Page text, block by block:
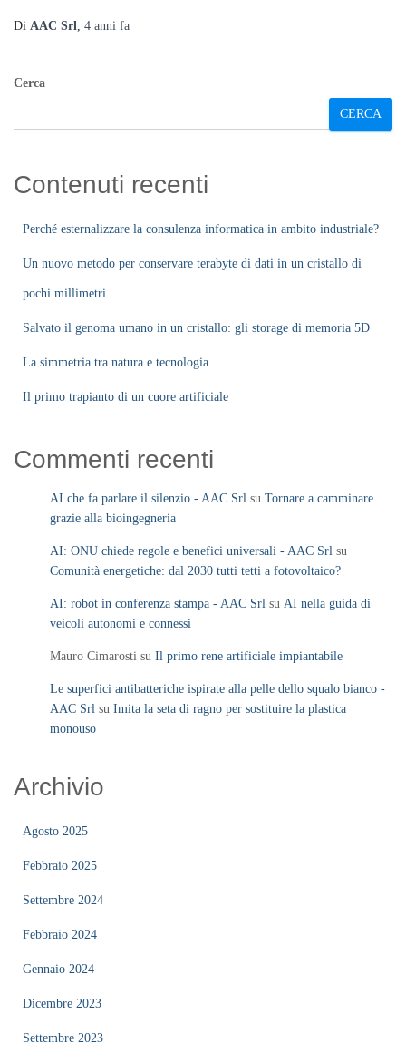
Di AAC Srl 4 anni fa
Cerca
CERCA
Contenuti recenti
Perché esternalizzare la consulenza informatica in ambito industriale?
Un nuovo metodo per conservare terabyte di dati in un cristallo di
pochi millimetri
Salvato il genoma umano in un cristallo: gli storage di memoria 5D
La simmetria tra natura e tecnologia
Il primo trapianto di un cuore artificiale
Commenti recenti
AI che fa parlare il silenzio - AAC Srl su Tornare a camminare
grazie alla bioingegneria
AI: ONU chiede regole e benefici universali - AAC Srl su
Comunità energetiche: dal 2030 tutti tetti a fotovoltaico?
AI: robot in conferenza stampa - AAC Srl su AI nella guida di
veicoli autonomi e connessi
Mauro Cimarosti su Il primo rene artificiale impiantabile
Le superfici antibatteriche ispirate alla pelle dello squalo bianco -
AAC Srl su Imita la seta di ragno per sostituire la plastica
monouso
Archivio
Agosto 2025
Febbraio 2025
Settembre 2024
Febbraio 2024
Gennaio 2024
Dicembre 2023
Settembre 2023